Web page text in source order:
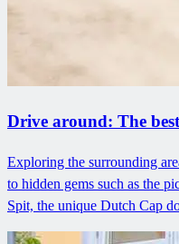
Drive around: The
Exploring the surrounding
to hidden gems such as the
Spit, the unique Dutch Cap